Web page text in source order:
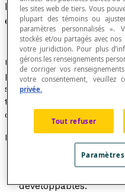
Intuitivement, surface
en la découpant en
Une surface est
peut en produire un
souple tel que du papier,
telle sorte qu'il soit
correspondant par pliage
Exemples
surface conique,
développables.
les sites web de tiers. Vous
plupart des témoins ou
paramètres personnalisés ».
stockés et/ou partagés avec
votre juridiction. Pour plus
gérons les renseignements
de corriger vos
votre consentement, veuillez
privée.
Tout refuser